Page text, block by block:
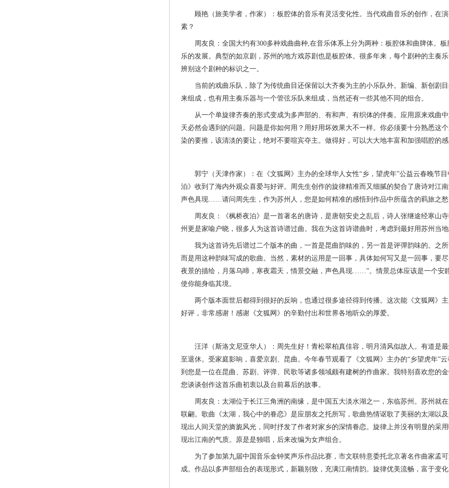
顾艳（旅美学者，作家）：板腔体的音乐有灵活变化性。当代戏曲音乐的创作，在
素？
周友良：全国大约有300多种戏曲曲种,在音乐体系上分为两种：板腔体和曲牌体。板
乐的发展。典型的如京剧，苏州的地方戏苏剧也是板腔体。很多年来，每个剧种的主奏
辨别这个剧种的标识之一。
当前的戏曲乐队，除了为传统曲目还保留以大齐奏为主的小乐队外。新编、新创剧
来组成，也有用主奏乐器与一个管弦乐队来组成，当然还有一些其他不同的组合。
从一个单旋律齐奏的形式变成为多声部的、有和声、有织体的伴奏。应用原来戏曲
天必然会遇到的问题。问题是你如何用？用好用坏效果大不一样。你必须要十分熟悉这
染的要推，该清淡的要让，绝对不要喧宾夺主。做得好，可以大大地丰富和加强唱腔的感
郭宁（天津作家）：在《文狐网》主办的全球华人女性“乡，望虎年”公益云春晚节目
泊》收到了海内外观众喜爱与好评。周先生创作的旋律精准而又细腻的契合了唐诗对江
声色具现……请问周先生，作为苏州人，您是如何精准的感悟到作品中所蕴含的羁旅之愁
周友良：《枫桥夜泊》是一首著名的唐诗，是唐朝安史之乱后，诗人张继途经寒山
州更是家喻户晓，很多人为这首诗谱过曲。我在为这首诗谱曲时，考虑到最好用苏州当
我为这首诗先后谱过二个版本的曲，一首是昆曲韵味的，另一首是评彈韵味的。之所
而是用这种韵味写成的歌曲。当然，素材的运用是一回事，具体如何写又是一回事，要
夜景的描绘，月落乌啼，寒夜霜天，情景交融，声色具现……”。情景总体应该是一个安
使你能身临其境。
两个版本面世后都得到很好的反响，也通过很多途径得到传播。这次能《文狐网》主
好评，非常感谢！感谢《文狐网》的辛勤付出和世界各地听众的厚爱。
汪洋（斯洛文尼亚华人）：周先生好！青松翠柏真佳容，明月清风似故人。有道是
至退休。受家庭影响，喜爱京剧、昆曲。今年春节观看了《文狐网》主办的“乡望虎年”
到您是一位在昆曲、苏剧、评弹、民歌等诸多领域颇有建树的作曲家。我特别喜欢您的
您谈谈创作这首乐曲初衷以及台前幕后的故事。
周友良：太湖位于长江三角洲的南缘，是中国五大淡水湖之一，东临苏州。苏州就
联翩。歌曲《太湖，我心中的眷恋》是应朋友之托所写，歌曲热情讴歌了美丽的太湖以
现出人间天堂的旖旎风光，同时抒发了作者对家乡的深情眷恋。旋律上并没有明显的采
现出江南的气质。原是是独唱，后来改编为女声组合。
为了参加第九届中国音乐金钟奖声乐作品比赛，市文联特意委托北京著名作曲家孟
成。作品以多声部组合的表现形式，新颖别致，充满江南情韵。旋律优美流畅，富于变化